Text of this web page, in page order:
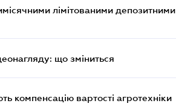
лімітованими депозитними
що зміниться
компенсацію вартості агротехніки